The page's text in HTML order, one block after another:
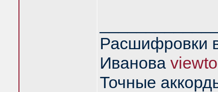
Расшифровки
Иванова
Точные